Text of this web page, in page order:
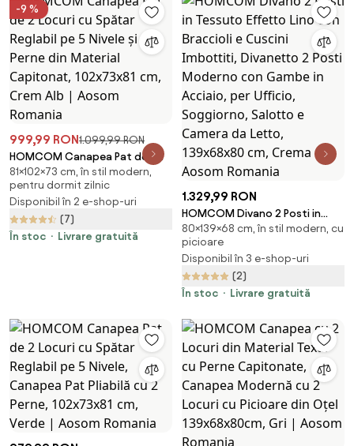
-9 %
999,99 RON1.099,99 RON
HOMCOM Canapea Pat de 2
Locuri cu Spătar Reglabil pe 5
Nivele și 2 Perne din Material
Capitonat, 102x73x81 cm, Crem
Alb | Aosom Romania
81×102×73 cm, în stil modern,
pentru dormit zilnic
Disponibil în 2 e-shop-uri
(7)
În stoc
Livrare gratuită
1.329,99 RON
HOMCOM Divano 2 Posti in
Tessuto Effetto Lino con
Braccioli e Cuscini Imbottiti,
Divanetto 2 Posti Moderno con
Gambe in Acciaio, per Ufficio,
Soggiorno, Salotto e Camera
| Aosom Romania
80×139×68 cm, în stil modern, cu
picioare
Disponibil în 3 e-shop-uri
(2)
În stoc
Livrare gratuită